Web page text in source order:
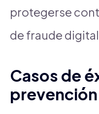
protegerse
de fraude
Casos de